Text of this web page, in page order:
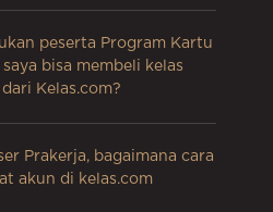
peserta Program Kartu
bisa membeli kelas
Kelas.com?
Prakerja, bagaimana cara
akun di kelas.com